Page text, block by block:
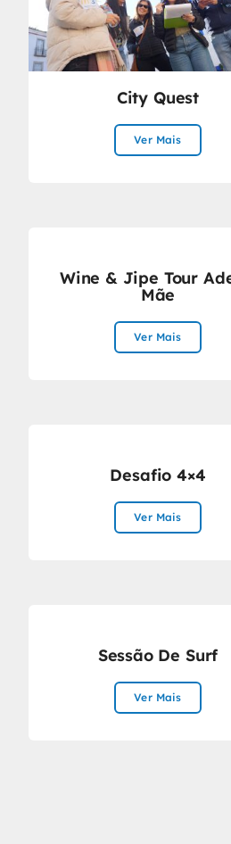
City Quest
Ver Mais
Wine & Jipe Tour
Mãe
Ver Mais
Desafio 4×4
Ver Mais
Sessão De Surf
Ver Mais